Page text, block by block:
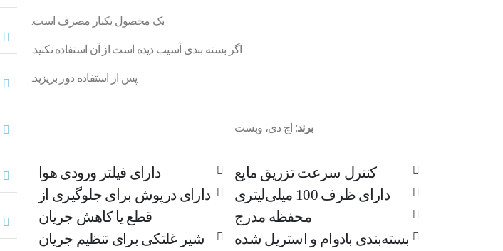
یک محصول یکبار مصرف است.
اگر بسته بندی آسیب دیده است از آن استفاده نکنید.
پس از استفاده دور بریزید.
برند: اچ دی، وبست
کنترل سرعت تزریق مایع
دارای ظرف 100 میلی‌لیتری
محفظه مدرج
بسته‌بندی بادوام و استریل شده
دارای فیلتر ورودی هوا
دارای درپوش برای جلوگیری از
قطع یا کاهش جریان
شیر غلتکی برای تنظیم جریان